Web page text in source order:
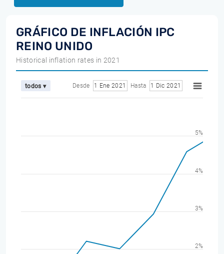
GRÁFICO DE INFLACIÓN IPC
REINO UNIDO
Historical inflation rates in 2021
todos ▾ Desde 1 Ene 2021 Hasta 1 Dic 2021
2%
3%
4%
5%